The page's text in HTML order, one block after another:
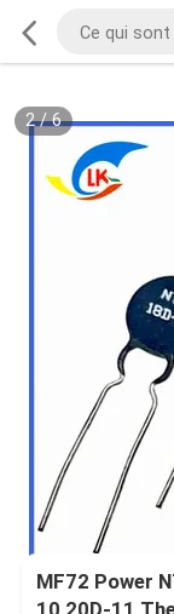
2/6
MF72 Power